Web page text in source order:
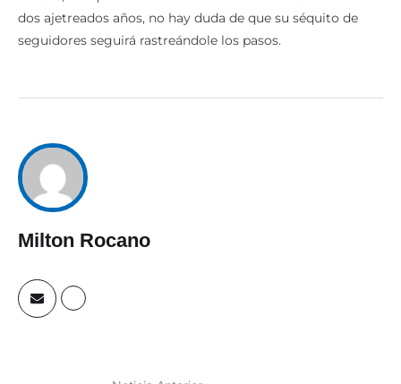
dos ajetreados años, no hay duda de que su séquito de
seguidores seguirá rastreándole los pasos.
Milton Rocano